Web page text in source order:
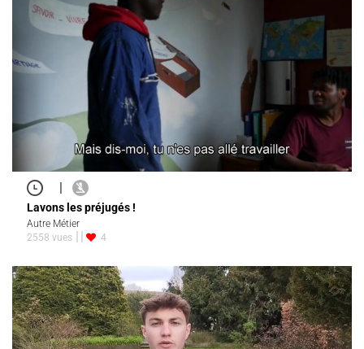
|
Lavons les préjugés !
Autre Métier
2558 vues
4